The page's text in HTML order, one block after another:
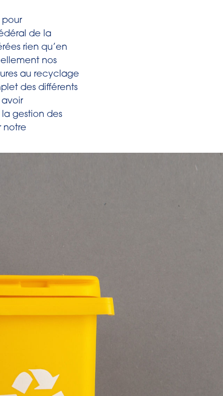
pour
de la
rien qu’en
nos
au recyclage
des différents
gestion des
notre